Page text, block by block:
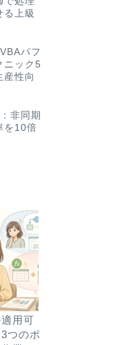
る上級
パフ
ニック5
産性向
非同期
を10倍
用可
つのポ